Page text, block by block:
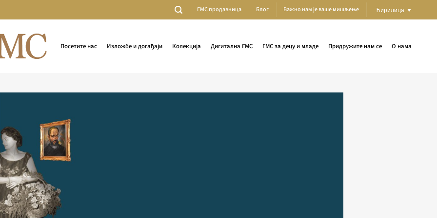
ГМС продавница Блог Важно нам је ваше мишљење Ћирилица
Посетите нас Изложбе и догађаји Колекција Дигитална ГМС ГМС за децу и младе Придружите нам се О нама